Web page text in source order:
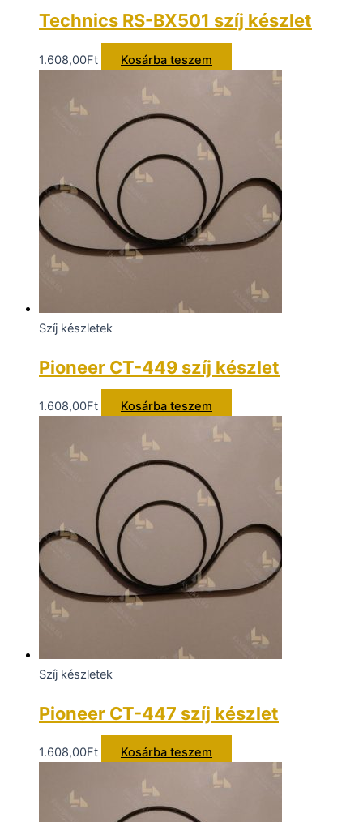
Technics RS-BX501 szíj készlet
1.608,00Ft Kosárba teszem
Szíj készletek
Pioneer CT-449 szíj készlet
1.608,00Ft Kosárba teszem
Szíj készletek
Pioneer CT-447 szíj készlet
1.608,00Ft Kosárba teszem